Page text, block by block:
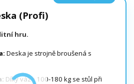
(Profi)
hru.
Deska je strojně broušená s
Díky váze 100-180 kg se stůl při